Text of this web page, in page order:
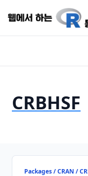
CRBHSF
Packages / CRAN /